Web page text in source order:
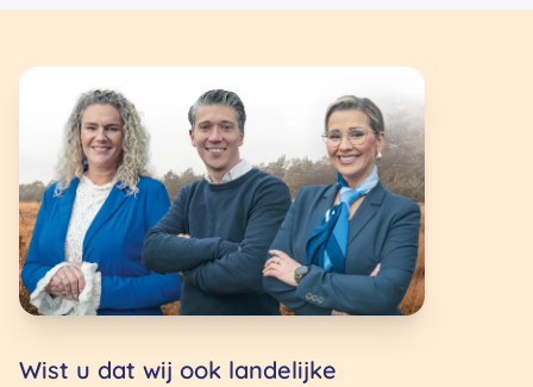
Wist u dat wij ook landelijke